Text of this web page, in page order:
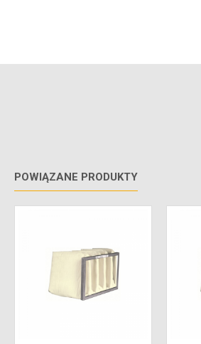
POWIĄZANE PRODUKTY